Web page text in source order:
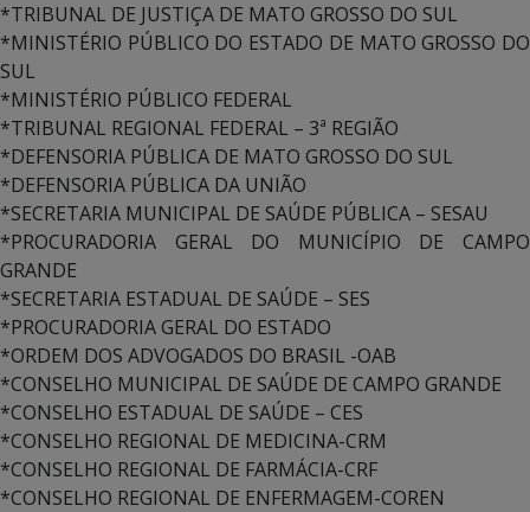
*TRIBUNAL DE JUSTIÇA DE MATO GROSSO DO SUL
*MINISTÉRIO PÚBLICO DO ESTADO DE MATO GROSSO DO
SUL
*MINISTÉRIO PÚBLICO FEDERAL
*TRIBUNAL REGIONAL FEDERAL – 3ª REGIÃO
*DEFENSORIA PÚBLICA DE MATO GROSSO DO SUL
*DEFENSORIA PÚBLICA DA UNIÃO
*SECRETARIA MUNICIPAL DE SAÚDE PÚBLICA – SESAU
*PROCURADORIA GERAL DO MUNICÍPIO DE CAMPO
GRANDE
*SECRETARIA ESTADUAL DE SAÚDE – SES
*PROCURADORIA GERAL DO ESTADO
*ORDEM DOS ADVOGADOS DO BRASIL -OAB
*CONSELHO MUNICIPAL DE SAÚDE DE CAMPO GRANDE
*CONSELHO ESTADUAL DE SAÚDE – CES
*CONSELHO REGIONAL DE MEDICINA-CRM
*CONSELHO REGIONAL DE FARMÁCIA-CRF
*CONSELHO REGIONAL DE ENFERMAGEM-COREN